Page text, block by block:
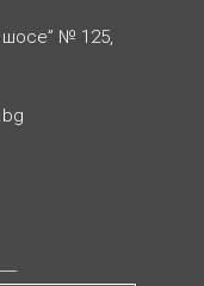
шосе” № 125,